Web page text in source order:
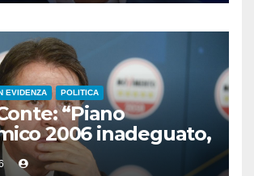
EVIDENZA POLITICA
“Piano
2006 inadeguato,
precedenti”